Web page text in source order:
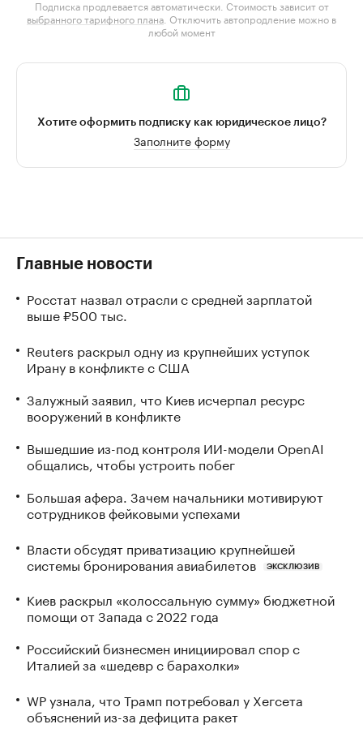
Подписка продлевается автоматически. Стоимость зависит от
выбранного тарифного плана . Отключить автопродление можно в
любой момент
Хотите оформить подписку как юридическое лицо?
Заполните форму
Главные новости
Росстат назвал отрасли с средней зарплатой
выше ₽500 тыс.
Reuters раскрыл одну из крупнейших уступок
Ирану в конфликте с США
Залужный заявил, что Киев исчерпал ресурс
вооружений в конфликте
Вышедшие из-под контроля ИИ-модели OpenAI
общались, чтобы устроить побег
Большая афера. Зачем начальники мотивируют
сотрудников фейковыми успехами
Власти обсудят приватизацию крупнейшей
системы бронирования авиабилетов
ЭКСКЛЮЗИВ
Киев раскрыл «колоссальную сумму» бюджетной
помощи от Запада с 2022 года
Российский бизнесмен инициировал спор с
Италией за «шедевр с барахолки»
WP узнала, что Трамп потребовал у Хегсета
объяснений из-за дефицита ракет